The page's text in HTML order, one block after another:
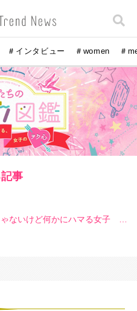
＃インタビュー ＃women ＃
事
ないけど何かにハマる女子 …